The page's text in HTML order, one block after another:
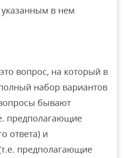
в нем
вопрос, на который в
набор вариантов
бывают
предполагающие
ответа) и
предполагающие